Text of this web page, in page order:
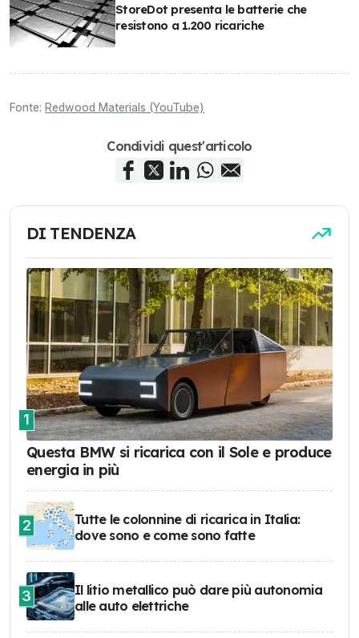
StoreDot presenta le batterie che
resistono a 1.200 ricariche
Fonte: Redwood Materials (YouTube)
Condividi quest'articolo
DI TENDENZA
1
Questa BMW si ricarica con il Sole e produce
energia in più
2
Tutte le colonnine di ricarica in Italia:
dove sono e come sono fatte
3
Il litio metallico può dare più autonomia
alle auto elettriche